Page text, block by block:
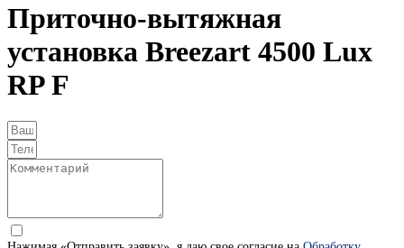
Приточно-вытяжная
установка Breezart 4500 Lux
RP F